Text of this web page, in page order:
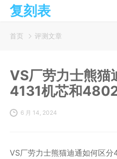
复刻表
首页 评测文章
VS厂劳力士熊猫
4131机芯和
6 月 14, 2024
VS厂劳力士熊猫迪通如何区